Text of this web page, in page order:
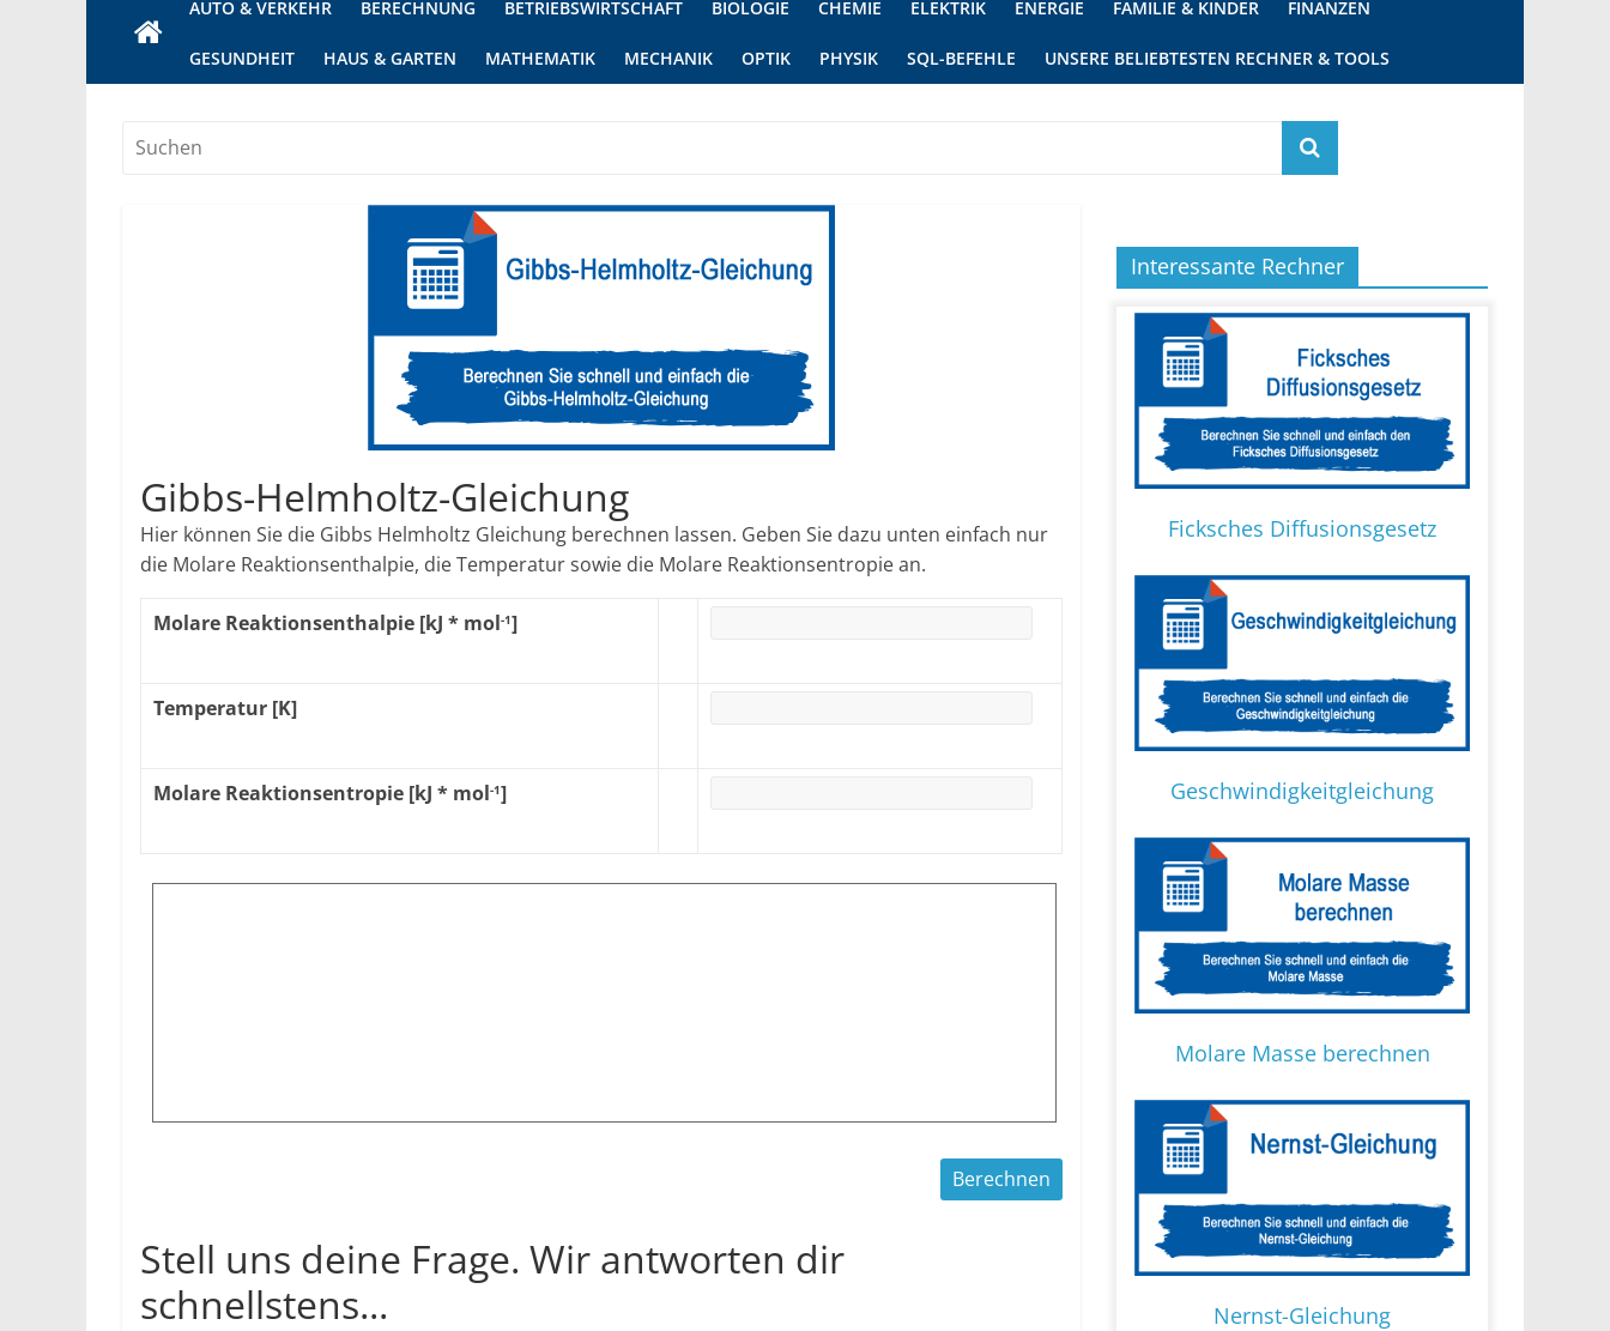
AUTO & VERKEHR BERECHNUNG BETRIEBSWIRTSCHAFT BIOLOGIE CHEMIE ELEKTRIK ENERGIE FAMILIE & KINDER FINANZEN
GESUNDHEIT HAUS & GARTEN MATHEMATIK MECHANIK OPTIK PHYSIK SQL-BEFEHLE UNSERE BELIEBTESTEN RECHNER & TOOLS
Gibbs-Helmholtz-Gleichung
Hier können Sie die Gibbs Helmholtz Gleichung berechnen lassen. Geben Sie dazu unten einfach nur
die Molare Reaktionsenthalpie, die Temperatur sowie die Molare Reaktionsentropie an.
Molare Reaktionsenthalpie [kJ * mol-1]
Temperatur [K]
Molare Reaktionsentropie [kJ * mol-1]
Stell uns deine Frage. Wir antworten dir
schnellstens...
Interessante Rechner
Ficksches Diffusionsgesetz
Geschwindigkeitgleichung
Molare Masse berechnen
Nernst-Gleichung